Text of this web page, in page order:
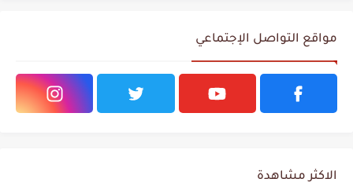
مواقع التواصل الإجتماعي
الاكثر مشاهدة